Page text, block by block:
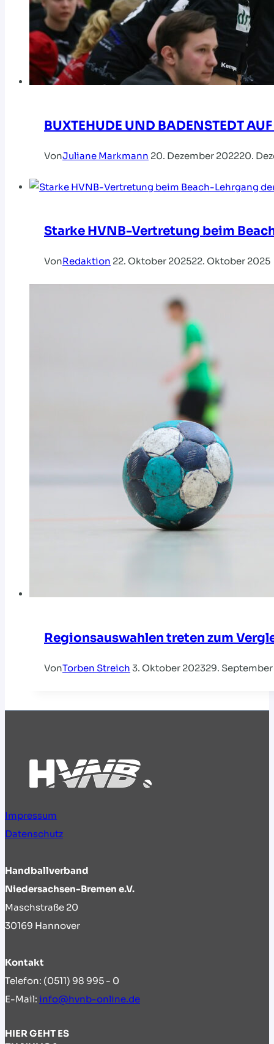
BUXTEHUDE UND BADENSTEDT
VonJuliane Markmann 20. Dezember 202220.
Starke HVNB-Vertretung beim
VonRedaktion 22. Oktober 202522. Oktober 2025
Regionsauswahlen treten zum
VonTorben Streich 3. Oktober 202329.
Impressum
Datenschutz
Handballverband
Niedersachsen-Bremen e.V.
Maschstraße 20
30169 Hannover
Kontakt
Telefon: (0511) 98 995 - 0
E-Mail: info@hvnb-online.de
HIER GEHT ES